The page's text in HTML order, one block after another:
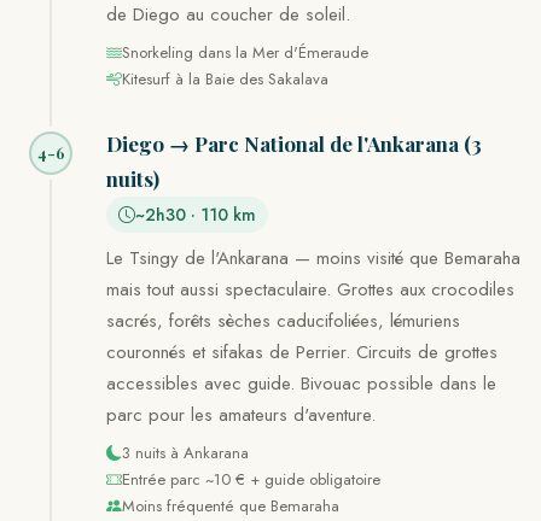
de Diego au coucher de soleil.
Snorkeling dans la Mer d'Émeraude
Kitesurf à la Baie des Sakalava
4-6
Diego → Parc National de l'Ankarana (3
nuits)
~2h30 · 110 km
Le Tsingy de l'Ankarana — moins visité que Bemaraha
mais tout aussi spectaculaire. Grottes aux crocodiles
sacrés, forêts sèches caducifoliées, lémuriens
couronnés et sifakas de Perrier. Circuits de grottes
accessibles avec guide. Bivouac possible dans le
parc pour les amateurs d'aventure.
3 nuits à Ankarana
Entrée parc ~10 € + guide obligatoire
Moins fréquenté que Bemaraha